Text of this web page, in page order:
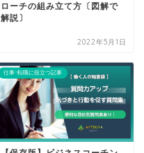
ローチの組み立て方〔図解で
解説〕
2022年5月1日
仕事･転職に役立つ記事